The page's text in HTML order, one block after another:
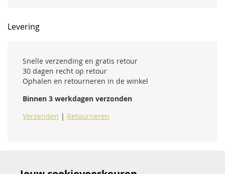
Levering
Snelle verzending en gratis retour
30 dagen recht op retour
Ophalen en retourneren in de winkel
Binnen 3 werkdagen verzonden
Verzenden | Retourneren